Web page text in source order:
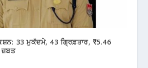
33 ਮੁਕੱਦਮੇ, 43 ਗ੍ਰਿਫ਼ਤਾਰ, ₹5.46
ਜ਼ਬਤ